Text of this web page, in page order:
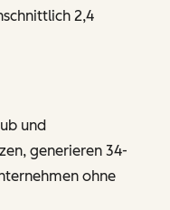
2,4
und
generieren 34-
ohne